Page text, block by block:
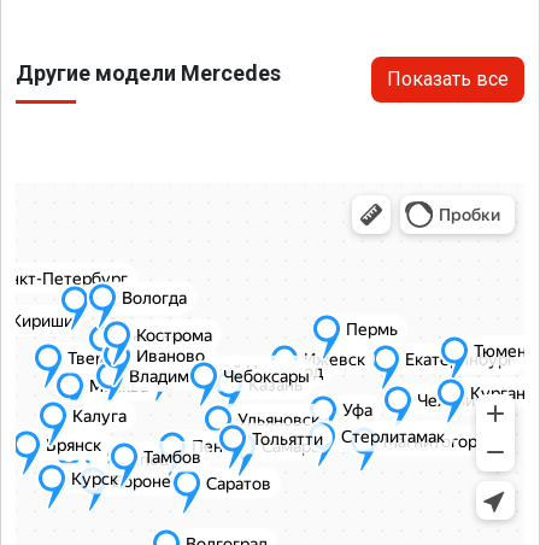
Другие модели Mercedes Показать все